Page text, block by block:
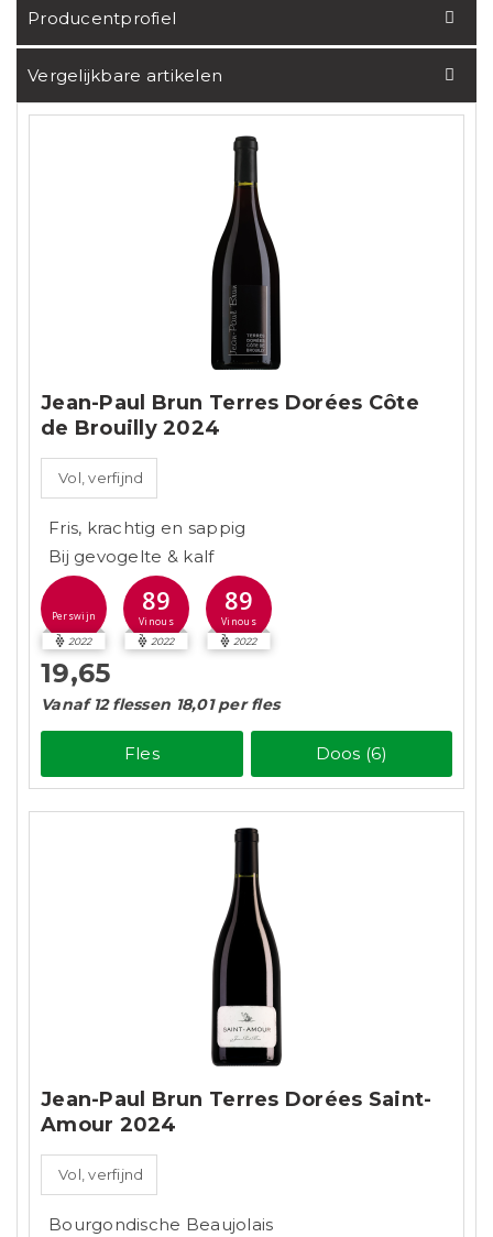
Producentprofiel
Vergelijkbare artikelen
Jean-Paul Brun Terres Dorées Côte
de Brouilly 2024
Vol, verfijnd
Fris, krachtig en sappig
Bij gevogelte & kalf
Perswijn
2022
89
Vinous
2022
89
Vinous
2022
19,65
Vanaf 12 flessen 18,01 per fles
Fles Doos (6)
Jean-Paul Brun Terres Dorées Saint-
Amour 2024
Vol, verfijnd
Bourgondische Beaujolais